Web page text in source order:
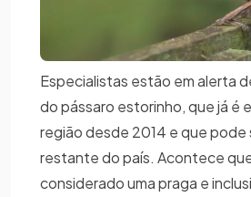
Especialistas estão em alerta
do pássaro estorinho, que já é
região desde 2014 e que pode
restante do país. Acontece
considerado uma praga e